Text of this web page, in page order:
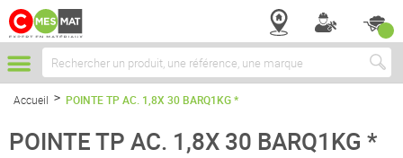
Chercher
Accueil POINTE TP AC. 1,8X 30 BARQ1KG *
POINTE TP AC. 1,8X 30 BARQ1KG *